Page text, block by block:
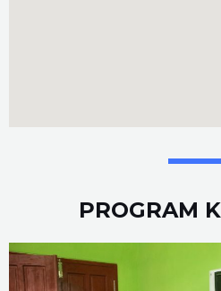
PROGRAM